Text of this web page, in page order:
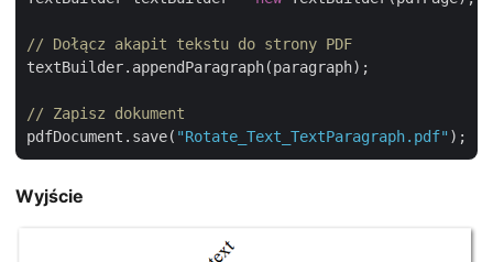
// Dołącz akapit tekstu do strony PDF
textBuilder.appendParagraph(paragraph);
// Zapisz dokument
pdfDocument.save( "Rotate_Text_TextParagraph.pdf"
Wyjście